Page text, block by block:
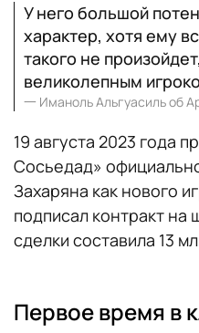
У него большой
характер, хотя ему
такого не
великолепным
一 Иманоль Альгуасиль об
19 августа 2023 года
Сосьедад»
Захаряна как нового
подписал контракт на
сделки составила 13
Первое время в